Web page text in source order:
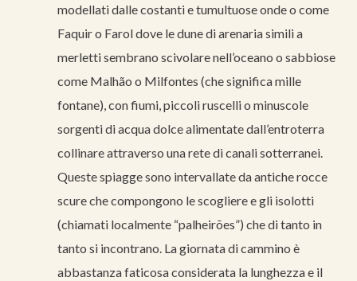
modellati dalle costanti e tumultuose onde o come
Faquir o Farol dove le dune di arenaria simili a
merletti sembrano scivolare nell’oceano o sabbiose
come Malhão o Milfontes (che significa mille
fontane), con fiumi, piccoli ruscelli o minuscole
sorgenti di acqua dolce alimentate dall’entroterra
collinare attraverso una rete di canali sotterranei.
Queste spiagge sono intervallate da antiche rocce
scure che compongono le scogliere e gli isolotti
(chiamati localmente “palheirões”) che di tanto in
tanto si incontrano. La giornata di cammino è
abbastanza faticosa considerata la lunghezza e il